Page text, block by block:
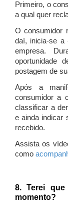
Primeiro, o
a qual quer
O consumidor
daí, inicia-se a
empresa.
oportunidade
postagem de
Após a
consumidor a
classificar a
e ainda indicar
recebido.
Assista os
como
8. Terei
momento?